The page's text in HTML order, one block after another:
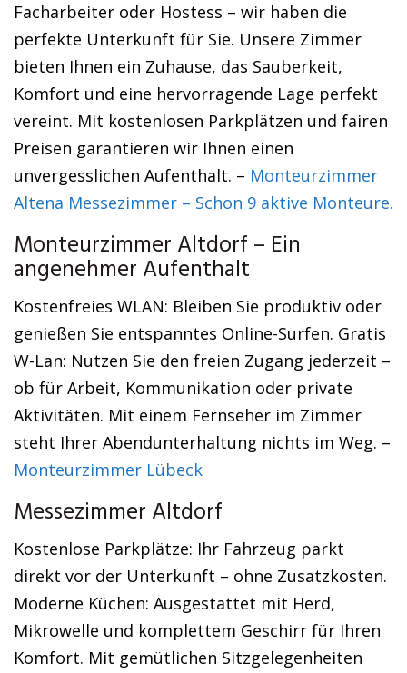
Facharbeiter oder Hostess – wir haben die
perfekte Unterkunft für Sie. Unsere Zimmer
bieten Ihnen ein Zuhause, das Sauberkeit,
Komfort und eine hervorragende Lage perfekt
vereint. Mit kostenlosen Parkplätzen und fairen
Preisen garantieren wir Ihnen einen
unvergesslichen Aufenthalt. – Monteurzimmer
Altena Messezimmer – Schon 9 aktive Monteure.
Monteurzimmer Altdorf – Ein
angenehmer Aufenthalt
Kostenfreies WLAN: Bleiben Sie produktiv oder
genießen Sie entspanntes Online-Surfen. Gratis
W-Lan: Nutzen Sie den freien Zugang jederzeit –
ob für Arbeit, Kommunikation oder private
Aktivitäten. Mit einem Fernseher im Zimmer
steht Ihrer Abendunterhaltung nichts im Weg. –
Monteurzimmer Lübeck
Messezimmer Altdorf
Kostenlose Parkplätze: Ihr Fahrzeug parkt
direkt vor der Unterkunft – ohne Zusatzkosten.
Moderne Küchen: Ausgestattet mit Herd,
Mikrowelle und komplettem Geschirr für Ihren
Komfort. Mit gemütlichen Sitzgelegenheiten